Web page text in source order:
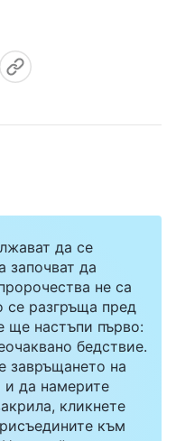
да се
започват да
не са
се разгръща пред
ще настъпи първо:
бедствие.
завръщането на
и да намерите
кликнете
към